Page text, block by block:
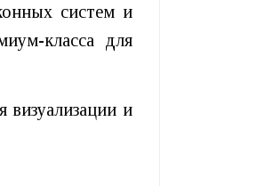
систем и
класса для
визуализации и